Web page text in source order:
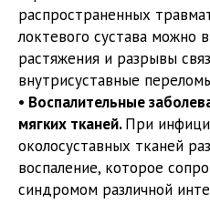
распространенных
локтевого сустава можно
растяжения и разрывы
внутрисуставные
• Воспалительные
мягких тканей.При
околосуставных тканей
воспаление, которое
синдромом различной